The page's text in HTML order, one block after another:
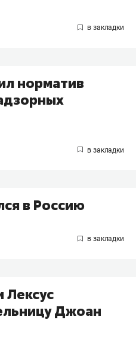
норматив
в Россию
Лексус
Джоан